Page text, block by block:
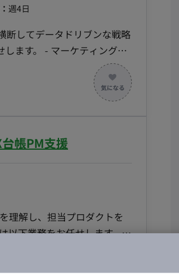
週4日
断してデータドリブンな戦略
ィング戦
理解し、ロイヤルカスタマ
社内の資源を踏まえた戦略の
テジストへ資源追加の提案を
した育成シナリオを構成し
- ベンダー選定支援: 提案さ
投資対効果）モデルの作
経営層への説明・合意形成
トラテジストが定期的に経
を推進。
帳PM支援
理解し、担当プロダクトを
以下業務をお任せします。 -
優先順位付けとデリバリー
タリングし、目標達成に向